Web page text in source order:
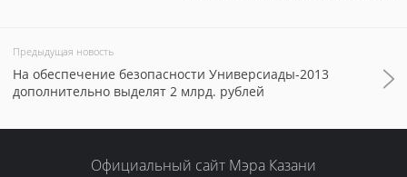
Предыдущая новость
На обеспечение безопасности Универсиады-2013
дополнительно выделят 2 млрд. рублей
Официальный сайт Мэра Казани